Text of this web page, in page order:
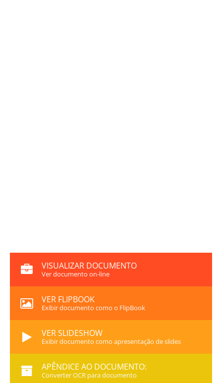
VISUALIZAR DOCUMENTO
Ver documento on-line
VER FLIPBOOK
Exibir documento como o FlipBook
VER SLIDESHOW
Exibir documento como apresentação de slides
APÊNDICE AO DOCUMENTO:
Converter OCR para documento